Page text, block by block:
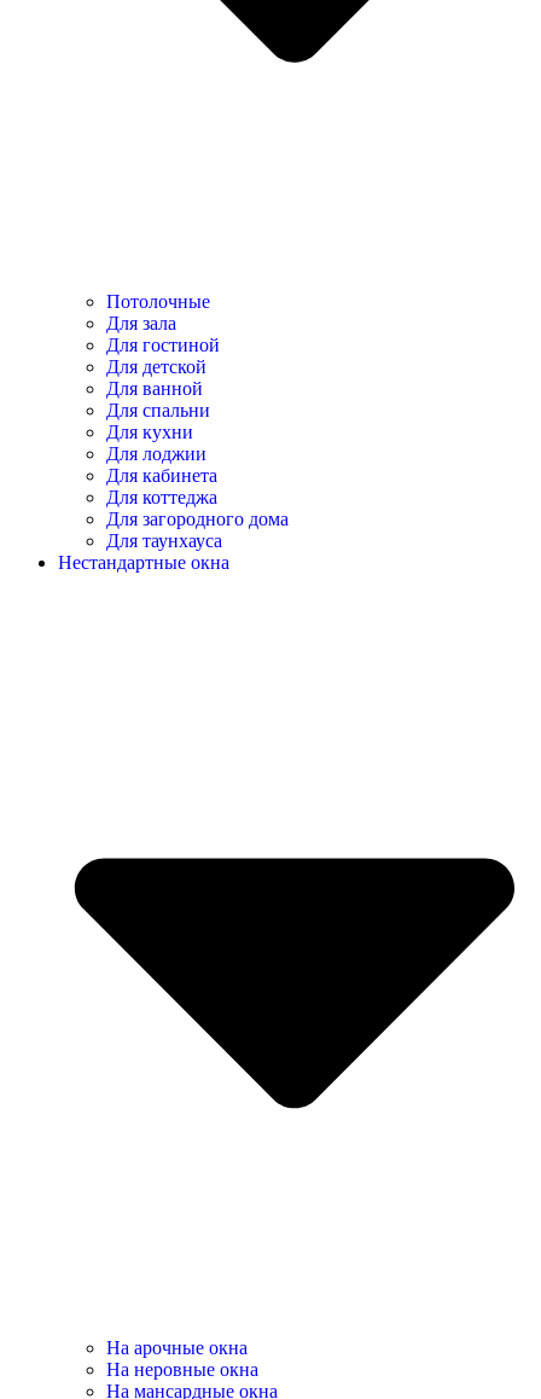
Потолочные
Для зала
Для гостиной
Для детской
Для ванной
Для спальни
Для кухни
Для лоджии
Для кабинета
Для коттеджа
Для загородного дома
Для таунхауса
Нестандартные окна
На арочные окна
На неровные окна
На мансардные окна